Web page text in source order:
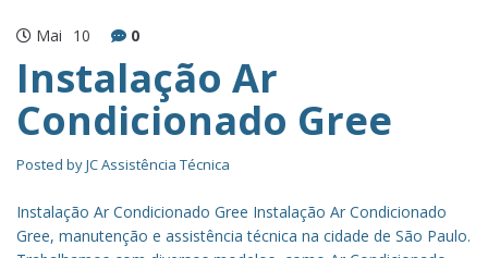
Mai 10 0
Instalação Ar
Condicionado Gree
Posted byJC Assistência Técnica
Instalação Ar Condicionado Gree Instalação Ar Condicionado
Gree, manutenção e assistência técnica na cidade de São Paulo.